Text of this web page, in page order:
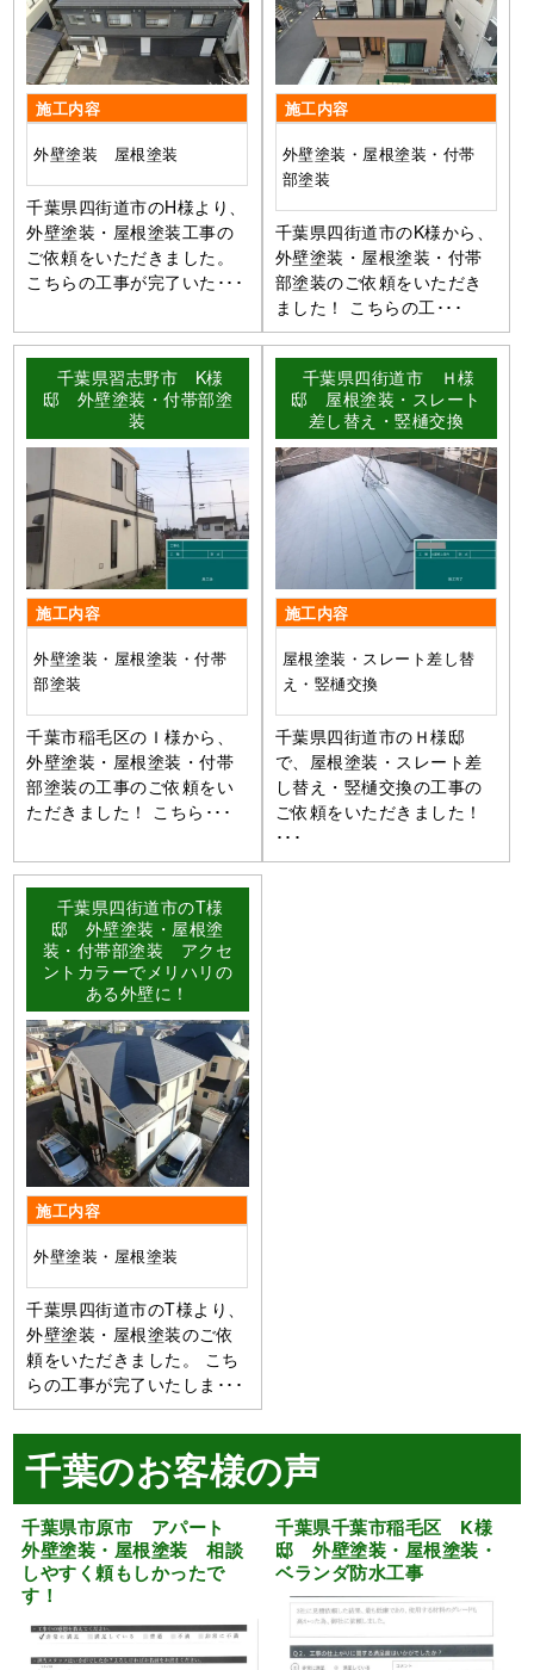
施工内容
外壁塗装 屋根塗装
千葉県四街道市のH様より、
外壁塗装・屋根塗装工事の
ご依頼をいただきました。
こちらの工事が完了いた･･･
施工内容
外壁塗装・屋根塗装・付帯
部塗装
千葉県四街道市のK様から、
外壁塗装・屋根塗装・付帯
部塗装のご依頼をいただき
ました！ こちらの工･･･
千葉県習志野市 K様
邸 外壁塗装・付帯部塗
装
施工内容
外壁塗装・屋根塗装・付帯
部塗装
千葉市稲毛区のＩ様から、
外壁塗装・屋根塗装・付帯
部塗装の工事のご依頼をい
ただきました！ こちら･･･
千葉県四街道市 Ｈ様
邸 屋根塗装・スレート
差し替え・竪樋交換
施工内容
屋根塗装・スレート差し替
え・竪樋交換
千葉県四街道市のＨ様邸
で、屋根塗装・スレート差
し替え・竪樋交換の工事の
ご依頼をいただきました！
･･･
千葉県四街道市のT様
邸 外壁塗装・屋根塗
装・付帯部塗装 アクセ
ントカラーでメリハリの
ある外壁に！
施工内容
外壁塗装・屋根塗装
千葉県四街道市のT様より、
外壁塗装・屋根塗装のご依
頼をいただきました。 こち
らの工事が完了いたしま･･･
千葉のお客様の声
千葉県市原市 アパート
外壁塗装・屋根塗装 相談
しやすく頼もしかったで
す！
千葉県千葉市稲毛区 K様
邸 外壁塗装・屋根塗装・
ベランダ防水工事